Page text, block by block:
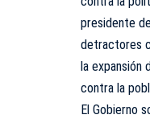
presidente
detractores
la expansión
contra la
El Gobierno